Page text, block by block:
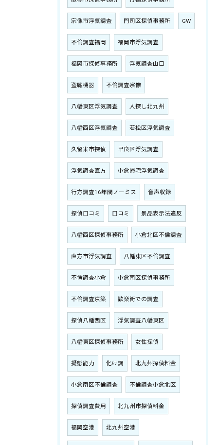
宗像市浮気調査 門司区探偵事務所 GW
不倫調査福岡 福岡市浮気調査
福岡市探偵事務所 浮気調査山口
盗聴機器 不倫調査宗像
八幡東区浮気調査 人探し北九州
八幡西区浮気調査 若松区浮気調査
久留米市探偵 早良区浮気調査
浮気調査直方 小倉帰宅浮気調査
行方調査16年間ノーミス 音声収録
探偵口コミ 口コミ 景品表示法違反
八幡西区探偵事務所 小倉北区不倫調査
直方市浮気調査 八幡東区不倫調査
不倫調査小倉 小倉南区探偵事務所
不倫調査京築 歓楽街での調査
探偵八幡西区 浮気調査八幡東区
八幡東区探偵事務所 女性探偵
擬態能力 化け調 北九州探偵料金
小倉南区不倫調査 不倫調査小倉北区
探偵調査費用 北九州市探偵料金
福岡空港 北九州空港